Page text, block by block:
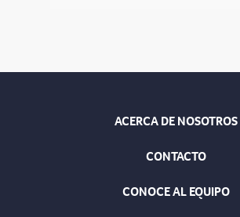
ACERCA DE NOSOTROS
CONTACTO
CONOCE AL EQUIPO